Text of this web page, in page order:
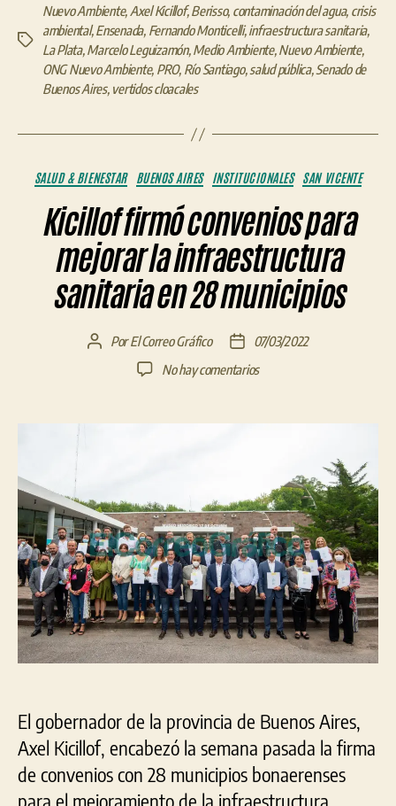
Etiquetas
Nuevo Ambiente, Axel Kicillof,Berisso, contaminación del agua, crisis
ambiental,Ensenada, Fernando Monticelli,infraestructura sanitaria,
La Plata,Marcelo Leguizamón,Medio Ambiente,Nuevo Ambiente,
ONG Nuevo Ambiente, PRO, Río Santiago,salud pública,Senado de
Buenos Aires, vertidos cloacales
Categorías
SALUD & BIENESTAR BUENOS AIRES INSTITUCIONALES SAN VICENTE
Kicillof firmó convenios para
mejorar la infraestructura
sanitaria en 28 municipios
AutorPorEl Correo Gráfico
Fecha
de
07/03/2022
No hay comentariosen
convenios
infraestructura
sanitaria
en
28
municipios
El gobernador de la provincia de Buenos Aires,
Axel Kicillof, encabezó la semana pasada la firma
de convenios con 28 municipios bonaerenses